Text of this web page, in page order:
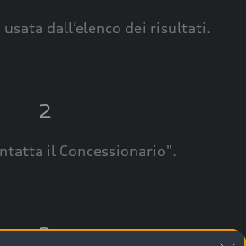
dall’elenco dei risultati.
2
il Concessionario".
3